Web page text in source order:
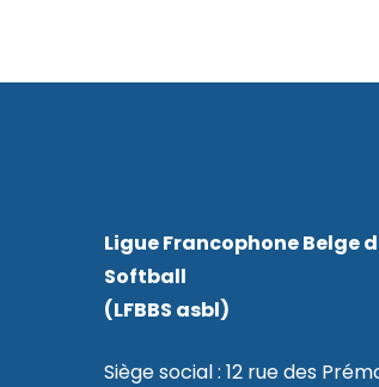
Ligue Francophone Belge
Softball
(LFBBS asbl)
Siège social : 12 rue des